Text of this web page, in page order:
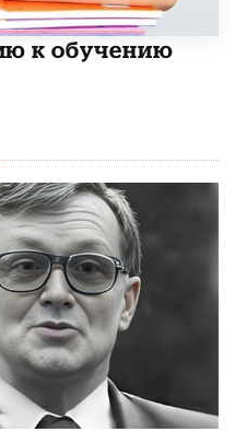
к обучению